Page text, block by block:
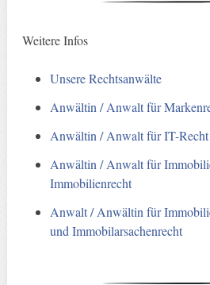
Weitere Infos
Unsere Rechtsanwälte
Anwältin / Anwalt für
Anwältin / Anwalt für IT-Recht
Anwältin / Anwalt für
Immobilienrecht
Anwalt / Anwältin für
und Immobilarsachenrecht